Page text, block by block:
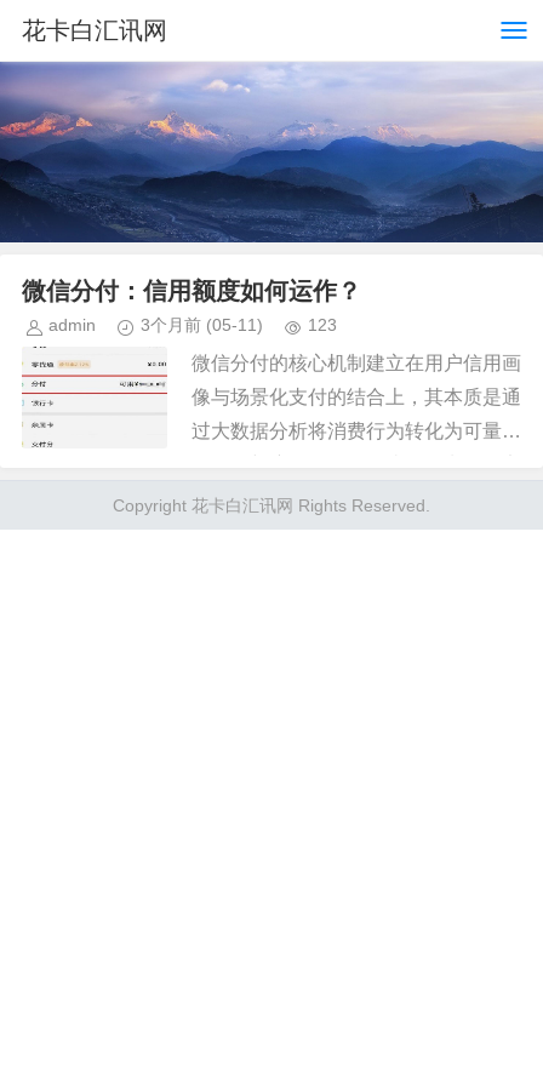
花卡白汇讯网
微信分付：信用额度如何运作？
admin 3个月前 (05-11) 123
微信分付的核心机制建立在用户信用画
像与场景化支付的结合上，其本质是通
过大数据分析将消费行为转化为可量化
额度，分付的信用评估体系融合了用户
社交关系链、支付频次、账单履约...
Copyright 花卡白汇讯网 Rights Reserved.